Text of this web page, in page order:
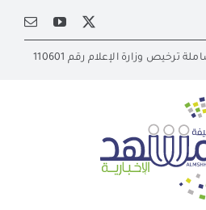
ترخيص وزارة الإعلام رقم 110601